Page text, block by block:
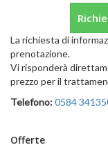
La richiesta di
prenotazione.
Vi risponderà
prezzo per il
Telefono:0584
Offerte